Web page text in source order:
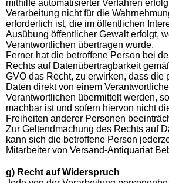
mithilfe automatisierter Verfahren
Verarbeitung nicht für die
erforderlich ist, die im öffentlichen
Ausübung öffentlicher Gewalt erfolgt,
Verantwortlichen übertragen wurde.
Ferner hat die betroffene Person bei
Rechts auf Datenübertragbarkeit
GVO das Recht, zu erwirken, dass die
Daten direkt von einem
Verantwortlichen übermittelt werden,
machbar ist und sofern hiervon nicht
Freiheiten anderer Personen
Zur Geltendmachung des Rechts auf
kann sich die betroffene Person
Mitarbeiter von Versand-Antiquariat
g) Recht auf Widerspruch